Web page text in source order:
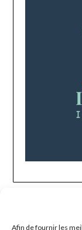
Afin de fournir les